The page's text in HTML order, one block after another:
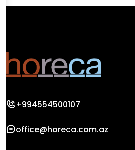
+994554500107
office@horeca.com.az